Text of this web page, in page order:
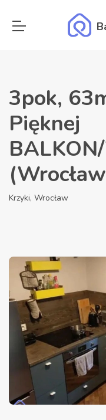
3pok,
Pięknej
Krzyki, Wrocław